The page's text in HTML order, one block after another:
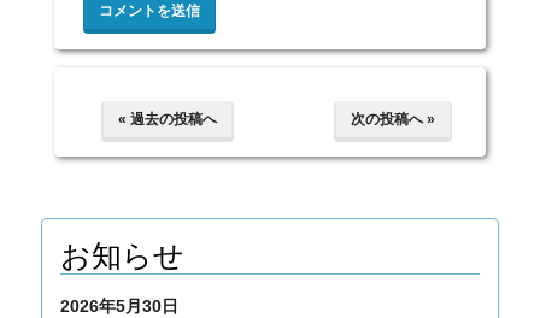
« 過去の投稿へ 次の投稿へ »
お知らせ
2026年5月30日